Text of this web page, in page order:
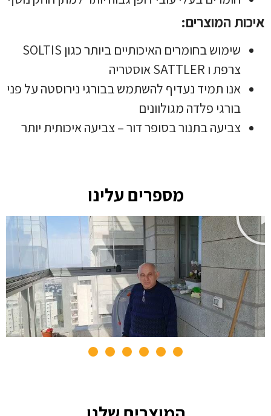
איכות המוצרים:
שימוש בחומרים האיכותיים ביותר כגון SOLTIS
צרפת ו SATTLER אוסטריה
אנו תמיד נעדיף להשתמש בבורגי נירוסטה על פני
בורגי פלדה מגולוונים
צביעה בתנור בסופר דור – צביעה איכותית יותר
מספרים עלינו